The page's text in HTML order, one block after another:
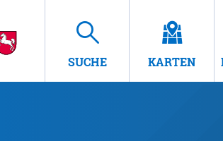
SUCHE KARTEN